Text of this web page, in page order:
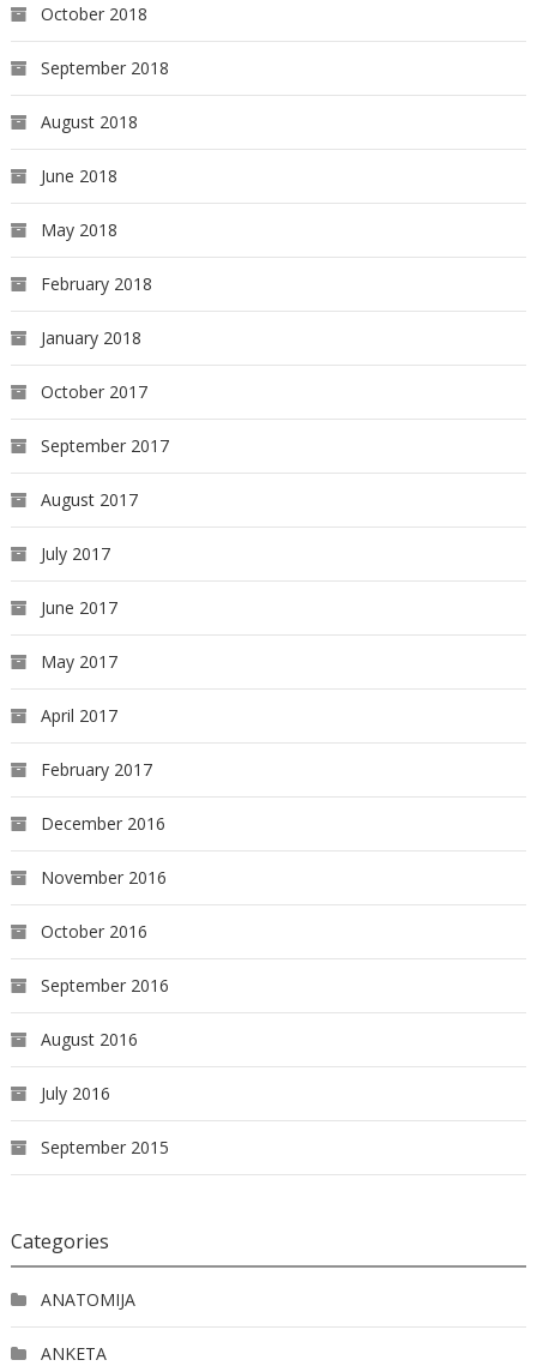
October 2018
September 2018
August 2018
June 2018
May 2018
February 2018
January 2018
October 2017
September 2017
August 2017
July 2017
June 2017
May 2017
April 2017
February 2017
December 2016
November 2016
October 2016
September 2016
August 2016
July 2016
September 2015
Categories
ANATOMIJA
ANKETA